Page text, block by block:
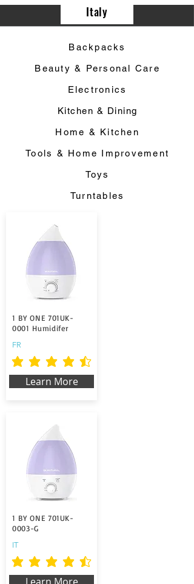
Category ▼
Italy
Backpacks
Beauty & Personal Care
Electronics
Kitchen & Dining
Home & Kitchen
Tools & Home Improvement
Toys
Turntables
1 BY ONE 701UK-
0001 Humidifer
FR
durchschnittliches Rating ist 4.5 von 5
Learn More
1 BY ONE 701UK-
0003-G
IT
durchschnittliches Rating ist 4.5 von 5